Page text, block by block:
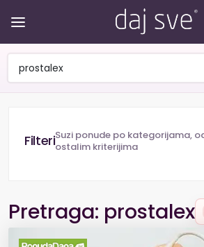
Suzi ponude po kategorijama,
ostalim kriterijima
Pretraga: prostalex